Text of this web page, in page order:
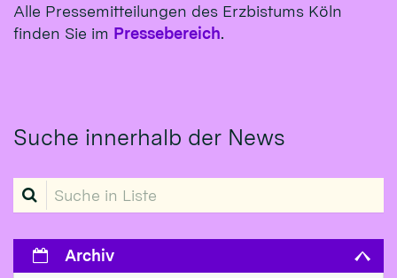
Alle Pressemitteilungen des Erzbistums Köln
finden Sie im Pressebereich.
Suche innerhalb der News
Suche in Liste
Archiv